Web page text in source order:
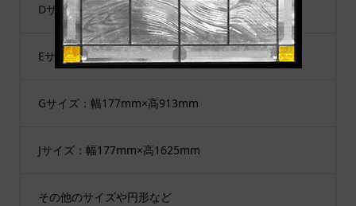
Dサイズ：幅200mm×高200mm
Eサイズ：幅300mm×高300mm
Gサイズ：幅177mm×高913mm
Jサイズ：幅177mm×高1625mm
その他のサイズや円形など